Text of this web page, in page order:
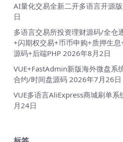
AI量化交易全新二开多语言开源
日
多语言交易所投资理财源码/全仓
+闪期权交易+币币申购+质押生
源码+后端PHP 2026年8月2日
VUE+FastAdmin新版海外微盘系
合约/时间盘源码 2026年7月26日
VUE多语言AliExpress商城刷单系
月24日